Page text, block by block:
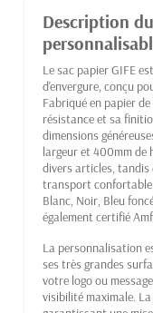
Description
Le sac papier GIFE
d'envergure, conçu
Fabriqué en papier
résistance et sa
dimensions
largeur et 400mm
divers articles, tandis
transport
Blanc, Noir, Bleu
également certifié
La personnalisation
ses très grandes
votre logo ou
visibilité maximale.